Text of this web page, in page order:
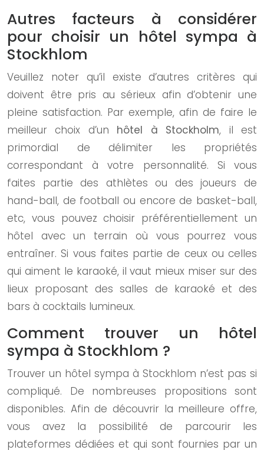
Autres facteurs à considérer
pour choisir un hôtel sympa à
Stockhlom
Veuillez noter qu’il existe d’autres critères qui
doivent être pris au sérieux afin d’obtenir une
pleine satisfaction. Par exemple, afin de faire le
meilleur choix d’un hôtel à Stockholm, il est
primordial de délimiter les propriétés
correspondant à votre personnalité. Si vous
faites partie des athlètes ou des joueurs de
hand-ball, de football ou encore de basket-ball,
etc, vous pouvez choisir préférentiellement un
hôtel avec un terrain où vous pourrez vous
entraîner. Si vous faites partie de ceux ou celles
qui aiment le karaoké, il vaut mieux miser sur des
lieux proposant des salles de karaoké et des
bars à cocktails lumineux.
Comment trouver un hôtel
sympa à Stockhlom ?
Trouver un hôtel sympa à Stockhlom n’est pas si
compliqué. De nombreuses propositions sont
disponibles. Afin de découvrir la meilleure offre,
vous avez la possibilité de parcourir les
plateformes dédiées et qui sont fournies par un